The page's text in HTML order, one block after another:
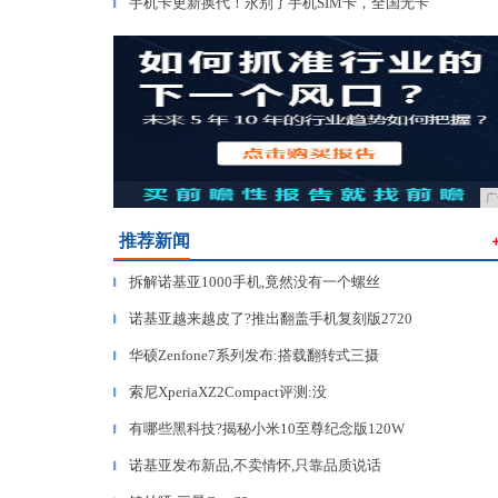
▎
推荐新闻
▎ 拆解诺基亚1000手机,竟然没有一个螺丝
▎ 诺基亚越来越皮了?推出翻盖手机复刻版2720
▎ 华硕Zenfone7系列发布:搭载翻转式三摄
▎ 索尼XperiaXZ2Compact评测:没
▎ 有哪些黑科技?揭秘小米10至尊纪念版120W
▎ 诺基亚发布新品,不卖情怀,只靠品质说话